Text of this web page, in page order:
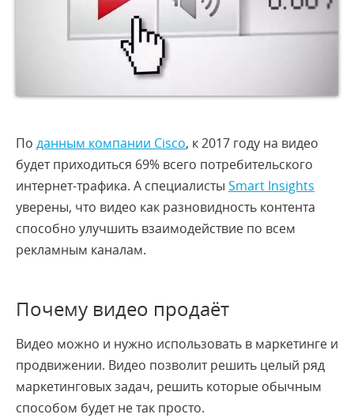
По данным компании Cisco, к 2017 году на видео
будет приходиться 69% всего потребительского
интернет-трафика. А специалисты Smart Insights
уверены, что видео как разновидность контента
способно улучшить взаимодействие по всем
рекламным каналам.
Почему видео продаёт
Видео можно и нужно использовать в маркетинге и
продвижении. Видео позволит решить целый ряд
маркетинговых задач, решить которые обычным
способом будет не так просто.